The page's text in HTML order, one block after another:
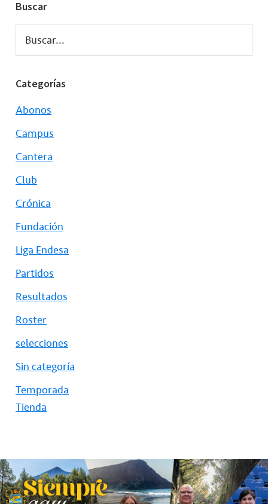
Buscar
Buscar...
Categorías
Abonos
Campus
Cantera
Club
Crónica
Fundación
Liga Endesa
Partidos
Resultados
Roster
selecciones
Sin categoría
Temporada
Tienda